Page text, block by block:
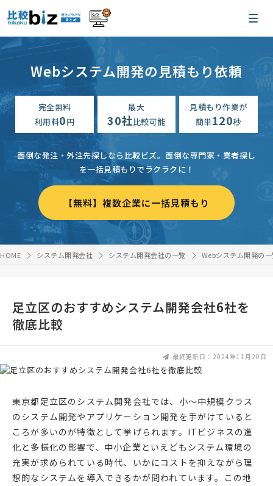
Webシステム開発の見積もり依頼
完全無料
利用料0円
最大
30社比較可能
見積もり作業が
簡単120秒
面倒な発注・外注先探しなら比較ビズ。 面倒な専門家・業者探し
を一括見積もりでラクラクに！
【無料】複数企業に一括見積もり
HOME システム開発会社 システム開発会社の一覧 Webシステム開発の
足立区のおすすめシステム開発会社6社を
徹底比較
最終更新日：2024年11月20日
東京都足立区のシステム開発会社では、小〜中規模クラス
のシステム開発やアプリケーション開発を手がけていると
ころが多いのが特徴として挙げられます。ITビジネスの進
化と多様化の影響で、中小企業といえどもシステム環境の
充実が求められている時代、いかにコストを抑えながら理
想的なシステムを導入できるかが問われています。この地